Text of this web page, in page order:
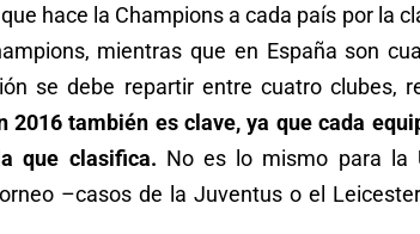
hace la Champions a cada país por la
mientras que en España son
se debe repartir entre cuatro clubes,
2016 también es clave, ya que cada
que clasifica. No es lo mismo para la
–casos de la Juventus o el